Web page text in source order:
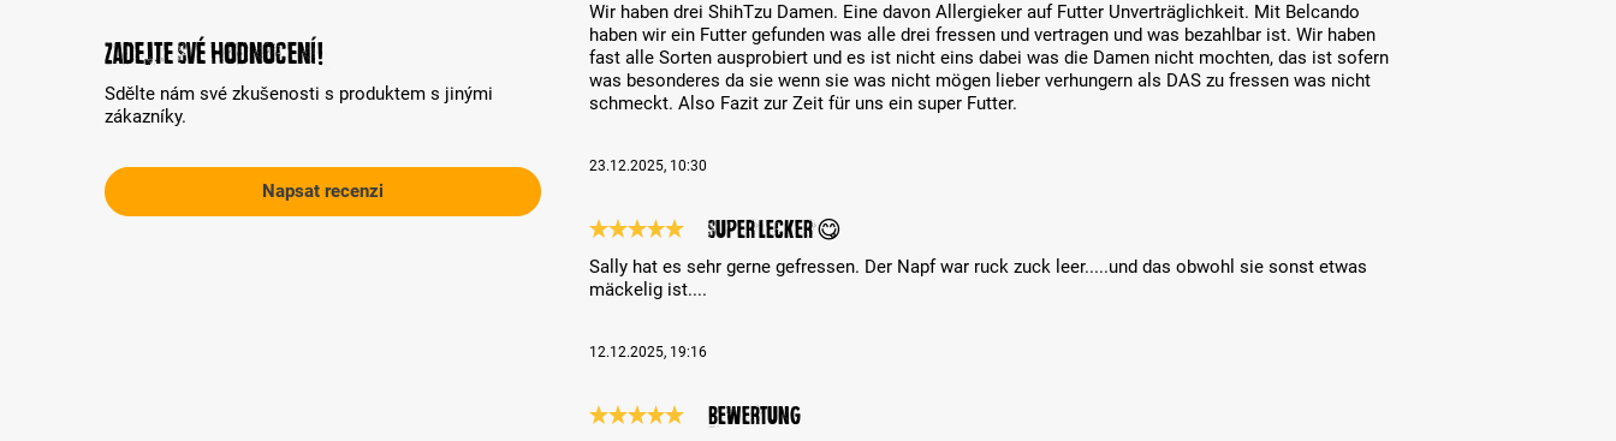
Zadejte své hodnocení!
Sdělte nám své zkušenosti s produktem s jinými
zákazníky.
Napsat recenzi
Wir haben drei ShihTzu Damen. Eine davon Allergieker auf Futter Unverträglichkeit. Mit Belcando
haben wir ein Futter gefunden was alle drei fressen und vertragen und was bezahlbar ist. Wir haben
fast alle Sorten ausprobiert und es ist nicht eins dabei was die Damen nicht mochten, das ist sofern
was besonderes da sie wenn sie was nicht mögen lieber verhungern als DAS zu fressen was nicht
schmeckt. Also Fazit zur Zeit für uns ein super Futter.
23.12.2025, 10:30
Super lecker 😋
Sally hat es sehr gerne gefressen. Der Napf war ruck zuck leer.....und das obwohl sie sonst etwas
mäckelig ist....
12.12.2025, 19:16
Bewertung